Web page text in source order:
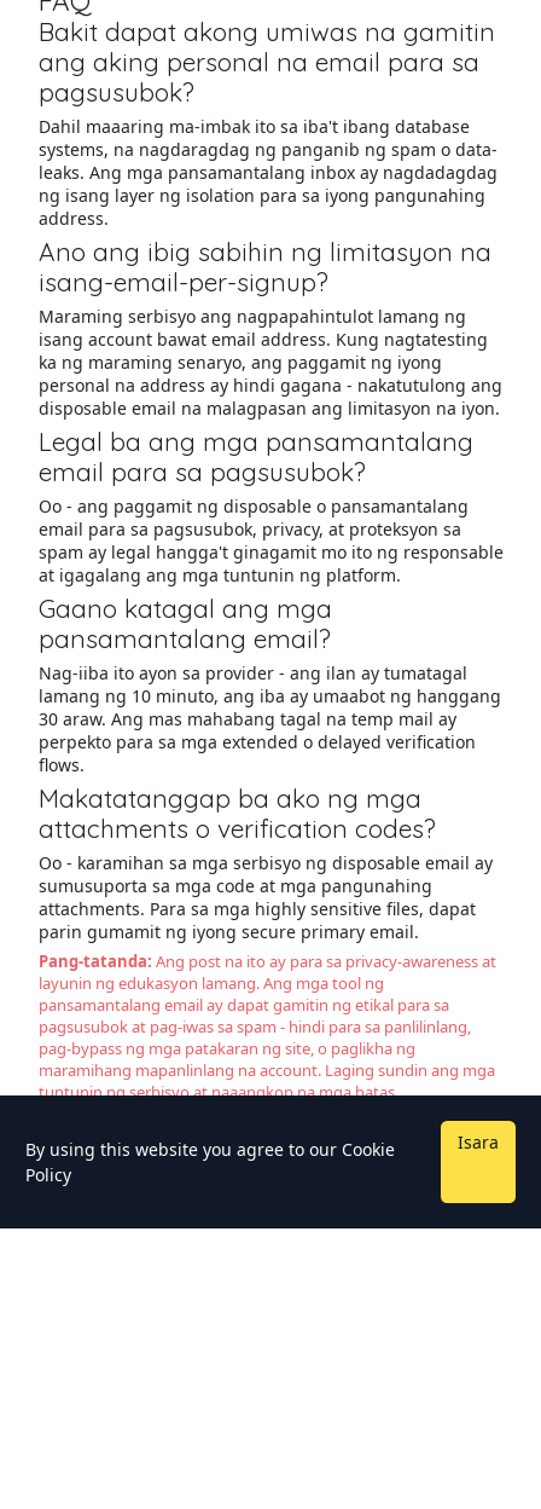
Bakit dapat akong umiwas na gamitin
ang aking personal na email para sa
pagsusubok?
Dahil maaaring ma-imbak ito sa iba't ibang database
systems, na nagdaragdag ng panganib ng spam o data-
leaks. Ang mga pansamantalang inbox ay nagdadagdag
ng isang layer ng isolation para sa iyong pangunahing
address.
Ano ang ibig sabihin ng limitasyon na
isang-email-per-signup?
Maraming serbisyo ang nagpapahintulot lamang ng
isang account bawat email address. Kung nagtatesting
ka ng maraming senaryo, ang paggamit ng iyong
personal na address ay hindi gagana - nakatutulong ang
disposable email na malagpasan ang limitasyon na iyon.
Legal ba ang mga pansamantalang
email para sa pagsusubok?
Oo - ang paggamit ng disposable o pansamantalang
email para sa pagsusubok, privacy, at proteksyon sa
spam ay legal hangga't ginagamit mo ito ng responsable
at igagalang ang mga tuntunin ng platform.
Gaano katagal ang mga
pansamantalang email?
Nag-iiba ito ayon sa provider - ang ilan ay tumatagal
lamang ng 10 minuto, ang iba ay umaabot ng hanggang
30 araw. Ang mas mahabang tagal na temp mail ay
perpekto para sa mga extended o delayed verification
flows.
Makatatanggap ba ako ng mga
attachments o verification codes?
Oo - karamihan sa mga serbisyo ng disposable email ay
sumusuporta sa mga code at mga pangunahing
attachments. Para sa mga highly sensitive files, dapat
parin gumamit ng iyong secure primary email.
Pang-tatanda: Ang post na ito ay para sa privacy-awareness at
layunin ng edukasyon lamang. Ang mga tool ng
pansamantalang email ay dapat gamitin ng etikal para sa
pagsusubok at pag-iwas sa spam - hindi para sa panlilinlang,
pag-bypass ng mga patakaran ng site, o paglikha ng
maramihang mapanlinlang na account. Laging sundin ang mga
tuntunin ng serbisyo at naaangkop na mga batas.
By using this website you agree to our Cookie
Policy
Isara